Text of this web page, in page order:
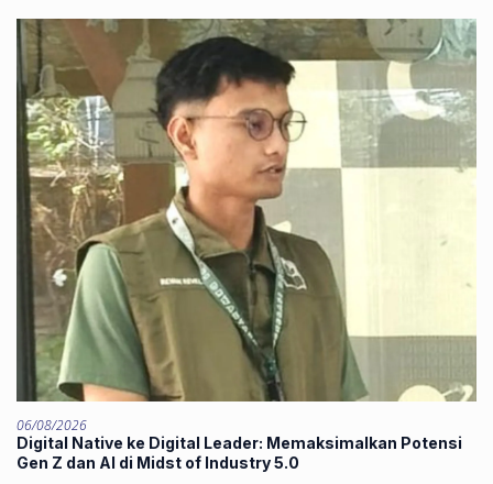
06/08/2026
Digital Native ke Digital Leader: Memaksimalkan Potensi
Gen Z dan AI di Midst of Industry 5.0